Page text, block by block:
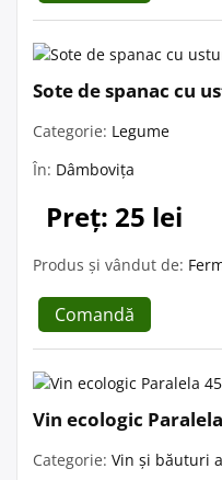
Sote de spanac cu
Categorie: Legume
În: Dâmbovița
Preț: 25 lei
Produs și vândut de:
Comandă
Vin ecologic
Categorie: Vin și băuturi